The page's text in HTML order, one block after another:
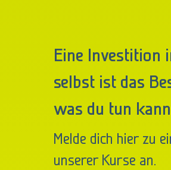
Eine Investition
selbst ist das
was du tun
Melde dich hier zu
unserer Kurse an.